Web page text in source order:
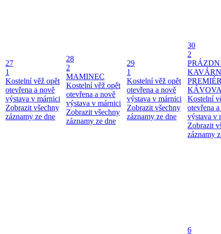
27
1
Kostelní věž opět
otevřena a nově
výstava v márnici
Zobrazit všechny
záznamy ze dne
28
2
MAMINEC
Kostelní věž opět
otevřena a nově
výstava v márnici
Zobrazit všechny
záznamy ze dne
29
1
Kostelní věž opět
otevřena a nově
výstava v márnici
Zobrazit všechny
záznamy ze dne
30
2
Kostelní
otevřena
výstava v
Zobrazit
záznamy
6